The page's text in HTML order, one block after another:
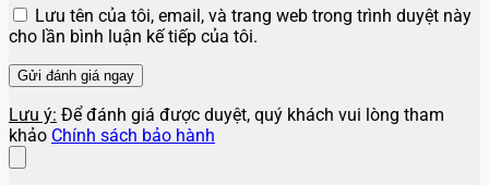
Lưu tên của tôi, email, và trang web trong trình duyệt này
cho lần bình luận kế tiếp của tôi.
Lưu ý: Để đánh giá được duyệt, quý khách vui lòng tham
khảo Chính sách bảo hành